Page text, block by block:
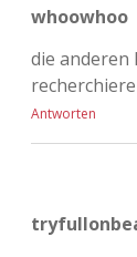
whoowhoo
die anderen
Antworten